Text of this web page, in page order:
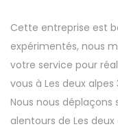
Cette entreprise est
expérimentés, nous
votre service pour
vous à Les deux alpes
Nous nous déplaçons
alentours de Les deux